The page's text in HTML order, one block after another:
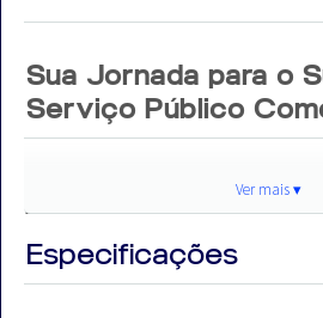
Sua Jornada para o
Serviço Público
A chance de conquistar a
Bancário na Caixa
objetivo, a preparação eficaz é
AlfaCon traz uma obra que não
Ver mais ▾
Especificações